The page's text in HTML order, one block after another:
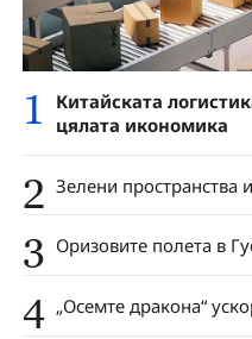
1
Китайската
цялата икономика
2 Зелени пространства
3 Оризовите полета в
4 „Осемте дракона“